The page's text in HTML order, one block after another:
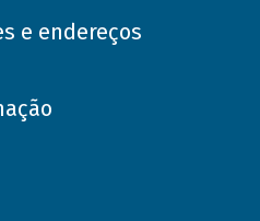
e endereços